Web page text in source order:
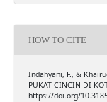
HOW TO CITE
Indahyani, F., &
PUKAT CINCIN DI
https://doi.org/